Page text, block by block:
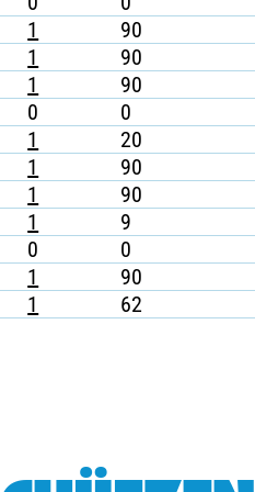
1 90
1 90
1 90
0 0
1 20
1 90
1 90
1 9
0 0
1 90
1 62